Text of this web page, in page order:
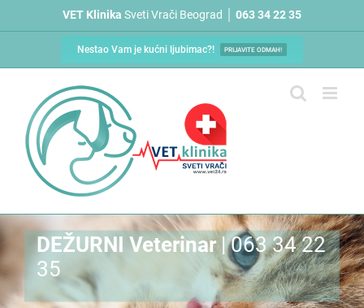
VET Klinika Sveti Vrači Beograd │ 063 34 22 35
Nestao Vam je kućni ljubimac?! PRIJAVITE ODMAH!
DEŽURNI Veterinar| 063 34 22
35